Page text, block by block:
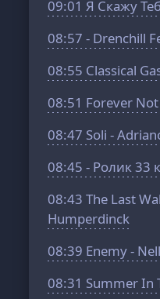
09:01 Я Скажу
08:57 - Drenchill
08:55 Classical
08:51 Forever Not
08:47 Soli -
08:45 - Ролик 33
08:43 The Last
Humperdinck
08:39 Enemy -
08:31 Summer In